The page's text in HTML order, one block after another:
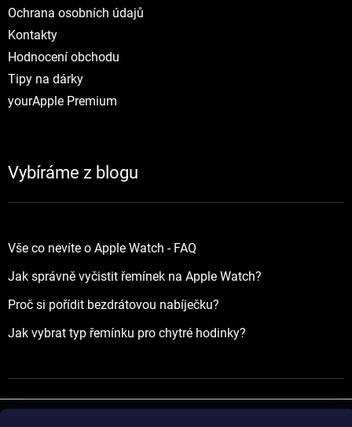
Ochrana osobních údajů
Kontakty
Hodnocení obchodu
Tipy na dárky
yourApple Premium
Vybíráme z blogu
Vše co nevíte o Apple Watch - FAQ
Jak správně vyčistit řemínek na Apple Watch?
Proč si pořídit bezdrátovou nabíječku?
Jak vybrat typ řemínku pro chytré hodinky?